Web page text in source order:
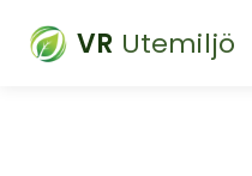
VR Utemiljö